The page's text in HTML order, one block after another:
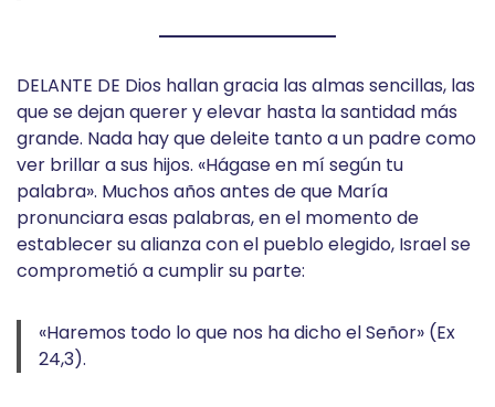
DELANTE DE Dios hallan gracia las almas sencillas, las
que se dejan querer y elevar hasta la santidad más
grande. Nada hay que deleite tanto a un padre como
ver brillar a sus hijos. «Hágase en mí según tu
palabra». Muchos años antes de que María
pronunciara esas palabras, en el momento de
establecer su alianza con el pueblo elegido, Israel se
comprometió a cumplir su parte:
«Haremos todo lo que nos ha dicho el Señor» (Ex
24,3).